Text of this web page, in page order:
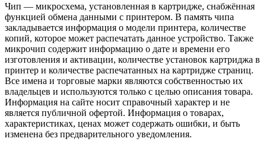
Чип — микросхема, установленная в картридже, снабжённая
функцией обмена данными с принтером. В память чипа
закладывается информация о модели принтера, количестве
копий, которое может распечатать данное устройство. Также
микрочип содержит информацию о дате и времени его
изготовления и активации, количестве установок картриджа в
принтер и количестве распечатанных на картридже страниц.
Все имена и торговые марки являются собственностью их
владельцев и используются только с целью описания товара.
Информация на сайте носит справочный характер и не
является публичной офертой. Информация о товарах,
характеристиках, ценах может содержать ошибки, и быть
изменена без предварительного уведомления.